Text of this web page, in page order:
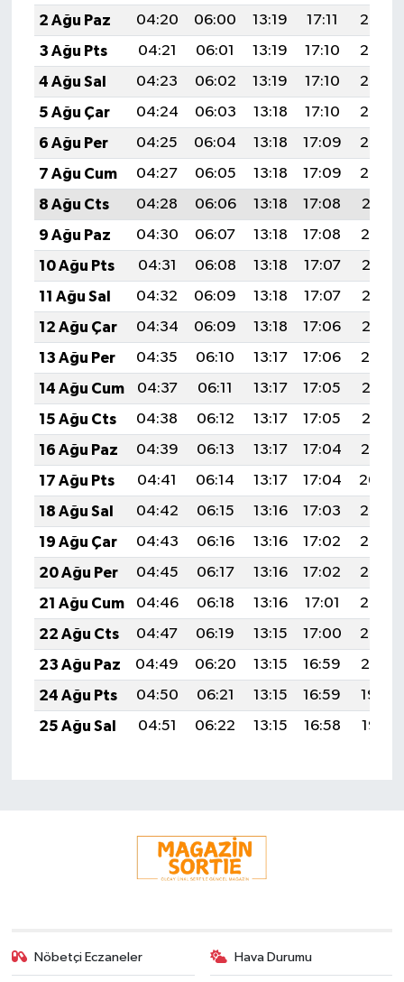
2 Ağu Paz
04:20 06:00 13:19 17:11
20:27
3 Ağu Pts
04:21 06:01 13:19 17:10
20:26
4 Ağu Sal
04:23 06:02 13:19 17:10
20:25
5 Ağu Çar
04:24 06:03 13:18 17:10
20:24
6 Ağu Per
04:25 06:04 13:18 17:09
20:23
7 Ağu Cum
04:27 06:05 13:18 17:09
20:22
8 Ağu Cts
04:28 06:06 13:18 17:08
20:21
9 Ağu Paz
04:30 06:07 13:18 17:08
20:19
10 Ağu Pts
04:31 06:08 13:18 17:07
20:18
11 Ağu Sal
04:32 06:09 13:18 17:07
20:17
12 Ağu Çar
04:34 06:09 13:18 17:06
20:16
13 Ağu Per
04:35 06:10 13:17 17:06
20:14
14 Ağu Cum
04:37 06:11 13:17 17:05
20:13
15 Ağu Cts
04:38 06:12 13:17 17:05
20:12
16 Ağu Paz
04:39 06:13 13:17 17:04
20:10
17 Ağu Pts
04:41 06:14 13:17 17:04
20:09
18 Ağu Sal
04:42 06:15 13:16 17:03
20:08
19 Ağu Çar
04:43 06:16 13:16 17:02
20:06
20 Ağu Per
04:45 06:17 13:16 17:02
20:05
21 Ağu Cum
04:46 06:18 13:16 17:01
20:03
22 Ağu Cts
04:47 06:19 13:15 17:00
20:02
23 Ağu Paz
04:49 06:20 13:15 16:59
20:01
24 Ağu Pts
04:50 06:21 13:15 16:59
19:59
25 Ağu Sal
04:51 06:22 13:15 16:58 19:58
Nöbetçi Eczaneler Hava Durumu